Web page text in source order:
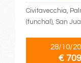
Civitavecchia,
(funchal), San
28/10/
€ 709